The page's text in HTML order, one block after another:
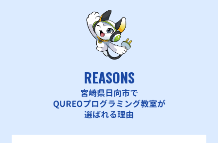
REASONS
宮崎県日向市で
QUREOプログラミング教室が
選ばれる理由